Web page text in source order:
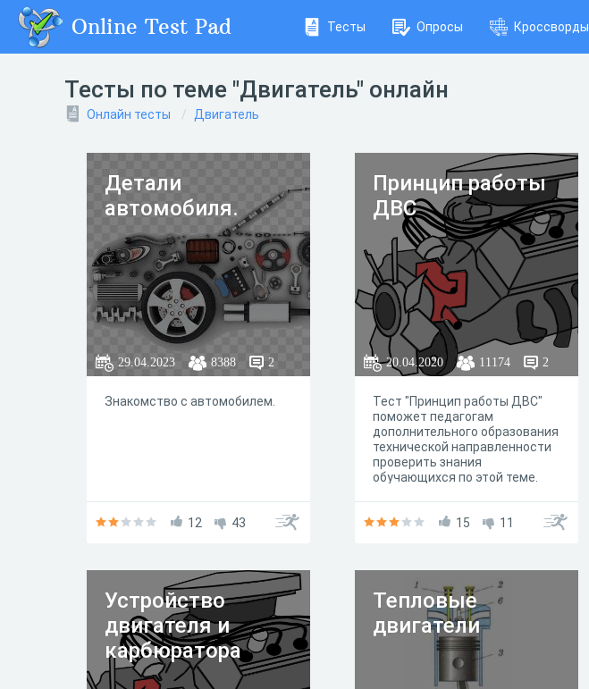
Online Test Pad Тесты Опросы Кроссворды
Тесты по теме "Двигатель" онлайн
Онлайн тесты Двигатель
Детали
автомобиля.
29.04.2023 8388 2
Знакомство с автомобилем.
12 43
Принцип работы
ДВС
20.04.2020 11174 2
Тест "Принцип работы ДВС"
поможет педагогам
дополнительного образования
технической направленности
проверить знания
обучающихся по этой теме.
15 11
Устройство
двигателя и
карбюратора
Тепловые
двигатели